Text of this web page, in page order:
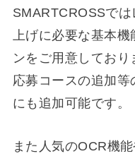
SMARTCROSSで
上げに必要な基本機
ンをご用意しており
応募コースの追加等
にも追加可能です。
また人気のOCR機